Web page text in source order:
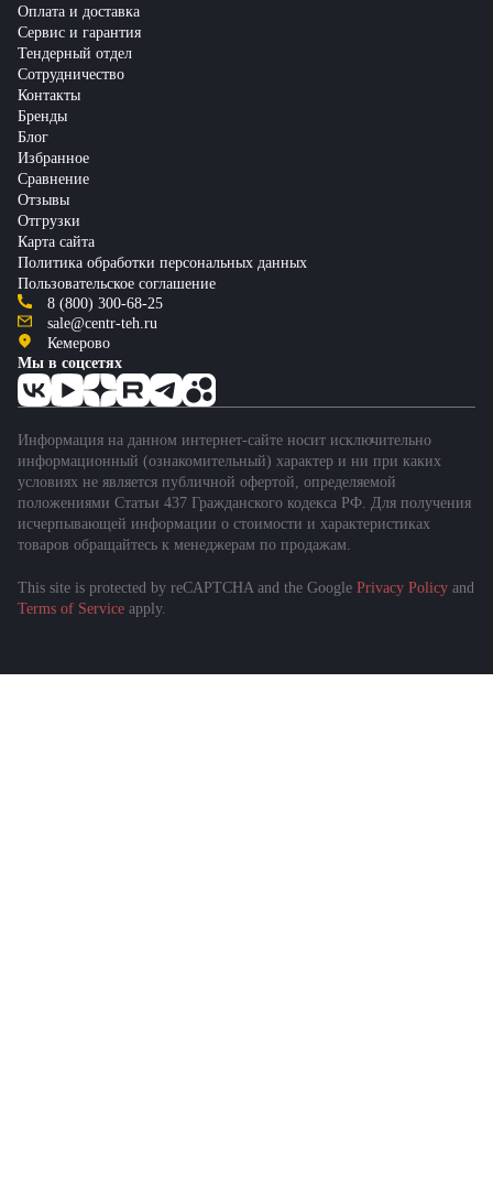
Оплата и доставка
Сервис и гарантия
Тендерный отдел
Сотрудничество
Контакты
Бренды
Блог
Избранное
Сравнение
Отзывы
Отгрузки
Карта сайта
Политика обработки персональных данных
Пользовательское соглашение
8 (800) 300-68-25
sale@centr-teh.ru
Кемерово
Мы в соцсетях
Информация на данном интернет-сайте носит исключительно
информационный (ознакомительный) характер и ни при каких
условиях не является публичной офертой, определяемой
положениями Статьи 437 Гражданского кодекса РФ. Для получения
исчерпывающей информации о стоимости и характеристиках
товаров обращайтесь к менеджерам по продажам.
This site is protected by reCAPTCHA and the Google Privacy Policy and
Terms of Service apply.